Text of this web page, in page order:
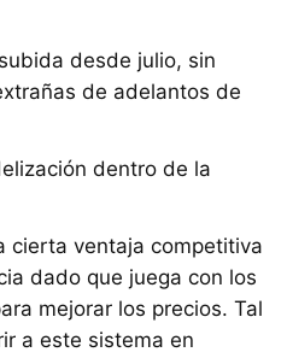
desde julio, sin
de adelantos de
dentro de la
cierta ventaja competitiva
dado que juega con los
mejorar los precios. Tal
a este sistema en